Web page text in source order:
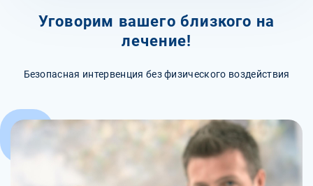
Уговорим вашего близкого на
лечение!
Безопасная интервенция без физического воздействия